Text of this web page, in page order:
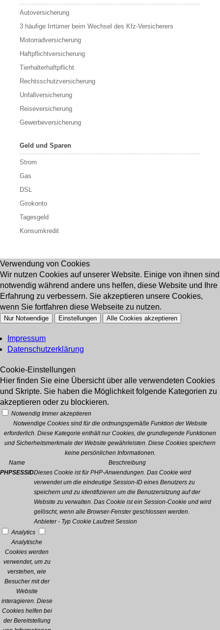
Autoversicherung
3 häufige Irrtümer beim Wechsel des Kfz-Versicherers
Motorradversicherung
Haftpflichtversicherung
Tierhalterhaftpflicht
Rechtsschutzversicherung
Unfallversicherung
Reiseversicherung
Gewerbeversicherung
Geld und Sparen
Strom
Gas
DSL
Girokonto
Tagesgeld
Konsumkredit
Verwendung von Cookies
Wir nutzen Cookies auf unserer Website. Einige von ihnen sind
notwendig während andere uns helfen, diese Website und Ihre
Erfahrung zu verbessern. Sie akzeptieren unsere Cookies,
wenn Sie fortfahren diese Webseite zu nutzen.
Nur Notwendige Einstellungen Alle Cookies akzeptieren
Impressum
Datenschutzerklärung
Cookie-Einstellungen
Hier finden Sie eine Übersicht über alle verwendeten Cookies
und Skripte. Sie haben die Möglichkeit folgende Kategorien zu
akzeptieren oder zu blockieren.
Notwendig Immer akzeptieren
Notwendige Cookies sind für die ordnungsgemäße Funktion der Website
erforderlich. Diese Kategorie enthält nur Cookies, die grundlegende Funktionen
und Sicherheitsmerkmale der Website gewährleisten. Diese Cookies speichern
keine persönlichen Informationen.
Name
Beschreibung
PHPSESSIDDieses Cookie ist für PHP-Anwendungen. Das Cookie wird
verwendet um die eindeutige Session-ID eines Benutzers zu
speichern und zu identifizieren um die Benutzersitzung auf der
Website zu verwalten. Das Cookie ist ein Session-Cookie und wird
gelöscht, wenn alle Browser-Fenster geschlossen werden.
Anbieter - Typ Cookie Laufzeit Session
Analytics
Analytische
Cookies werden
verwendet, um zu
verstehen, wie
Besucher mit der
Website
interagieren. Diese
Cookies helfen bei
der Bereitstellung